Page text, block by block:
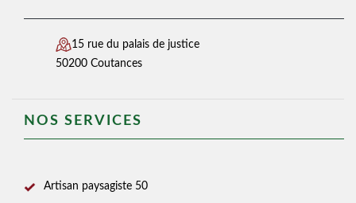
15 rue du palais de justice
50200 Coutances
NOS SERVICES
Artisan paysagiste 50